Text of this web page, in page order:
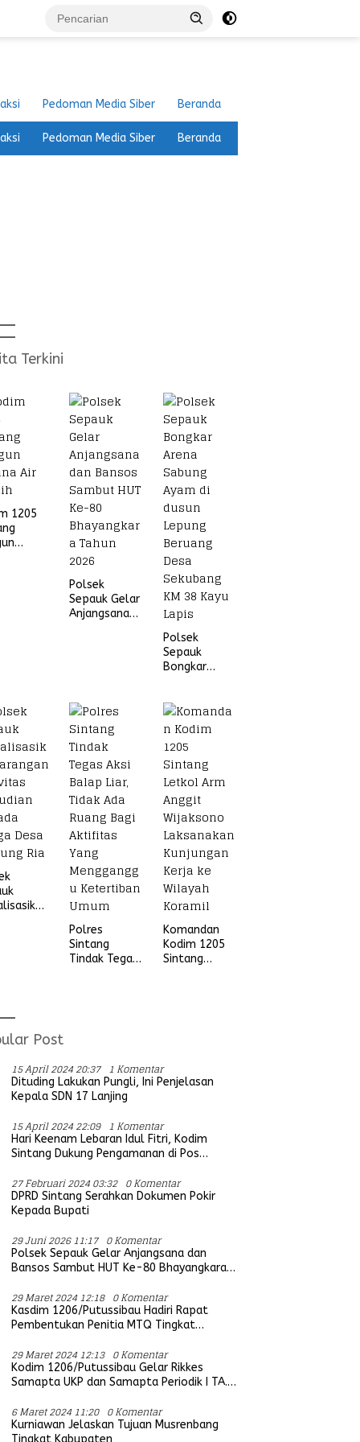
Pedoman Media Siber Beranda
Pedoman Media Siber Beranda
Terkini
1205
Polsek
Sepauk Gelar
Anjangsana
Polsek
Sepauk
Bongkar
dusun Lepung
Beruang Desa
38 Kayu Lapis
Polres
Sintang
Tindak Tegas
Umum
Komandan
Kodim 1205
Sintang
Koramil
Post
15 April 2024 20:37 1 Komentar
Dituding Lakukan Pungli, Ini Penjelasan
Kepala SDN 17 Lanjing
15 April 2024 22:09 1 Komentar
Hari Keenam Lebaran Idul Fitri, Kodim
Sintang Dukung Pengamanan di Pos
27 Februari 2024 03:32 0 Komentar
DPRD Sintang Serahkan Dokumen Pokir
Kepada Bupati
29 Juni 2026 11:17 0 Komentar
Polsek Sepauk Gelar Anjangsana dan
Bansos Sambut HUT Ke-80 Bhayangkara
29 Maret 2024 12:18 0 Komentar
Kasdim 1206/Putussibau Hadiri Rapat
Pembentukan Penitia MTQ Tingkat
29 Maret 2024 12:13 0 Komentar
Kodim 1206/Putussibau Gelar Rikkes
Samapta UKP dan Samapta Periodik I TA.
6 Maret 2024 11:20 0 Komentar
Kurniawan Jelaskan Tujuan Musrenbang
Tingkat Kabupaten